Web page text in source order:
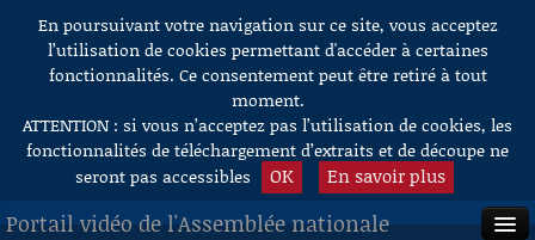
Aller au contenu
En poursuivant votre navigation sur ce site, vous acceptez
l’utilisation de cookies permettant d'accéder à certaines
fonctionnalités. Ce consentement peut être retiré à tout
moment.
ATTENTION : si vous n’acceptez pas l’utilisation de cookies, les
fonctionnalités de téléchargement d’extraits et de découpe ne
seront pas accessibles
OK En savoir plus
Portail vidéo de l'Assemblée nationale